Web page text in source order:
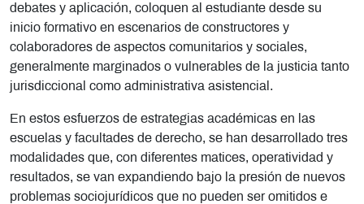
debates y aplicación, coloquen al estudiante desde su
inicio formativo en escenarios de constructores y
colaboradores de aspectos comunitarios y sociales,
generalmente marginados o vulnerables de la justicia tanto
jurisdiccional como administrativa asistencial.
En estos esfuerzos de estrategias académicas en las
escuelas y facultades de derecho, se han desarrollado tres
modalidades que, con diferentes matices, operatividad y
resultados, se van expandiendo bajo la presión de nuevos
problemas sociojurídicos que no pueden ser omitidos e